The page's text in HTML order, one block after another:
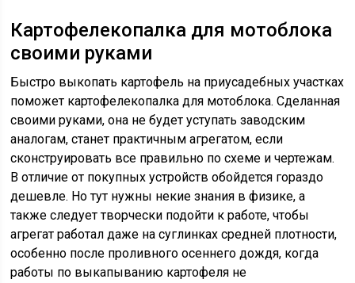
Картофелекопалка для мотоблока
своими руками
Быстро выкопать картофель на приусадебных участках
поможет картофелекопалка для мотоблока. Сделанная
своими руками, она не будет уступать заводским
аналогам, станет практичным агрегатом, если
сконструировать все правильно по схеме и чертежам.
В отличие от покупных устройств обойдется гораздо
дешевле. Но тут нужны некие знания в физике, а
также следует творчески подойти к работе, чтобы
агрегат работал даже на суглинках средней плотности,
особенно после проливного осеннего дождя, когда
работы по выкапыванию картофеля не